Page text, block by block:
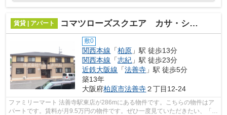
賃貸 | アパート コマツローズスクエア カサ・ショコラ
敷0
関西本線 「柏原 」駅 徒歩13分
関西本線 「志紀 」駅 徒歩23分
近鉄大阪線 「法善寺 」駅 徒歩5分
築13年
大阪府柏原市法善寺２丁目12-24
ファミリーマート 法善寺駅東店が286mにある物件です。こちらの物件はア
パートです。賃料が月9.5万円の物件です。ぜひ一度見ていただきたい、「コ